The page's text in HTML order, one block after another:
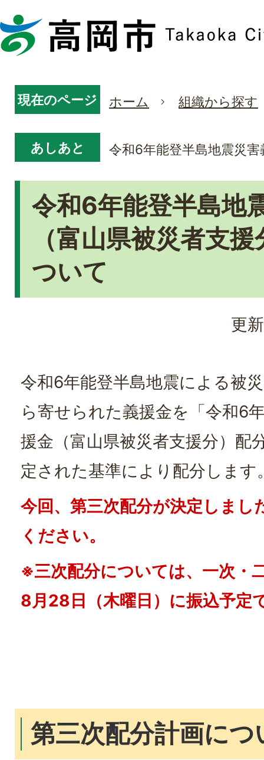
現在のページ ホーム 組織から探す
あしあと 令和6年能登半島地震災
令和6年能登半島地
（富山県被災者支
ついて
更
令和6年能登半島地震による被
ら寄せられた義援金を「令和6
援金（富山県被災者支援分）配
定された基準により配分します
今回、第三次配分が決定しまし
ください。
※三次配分については、一次・
8月28日（木曜日）に振込予定
第三次配分計画につ